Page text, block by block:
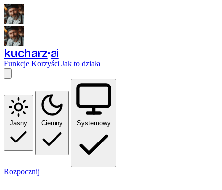
kucharz ai
Funkcje Korzyści Jak to działa
Jasny Ciemny Systemowy
Rozpocznij